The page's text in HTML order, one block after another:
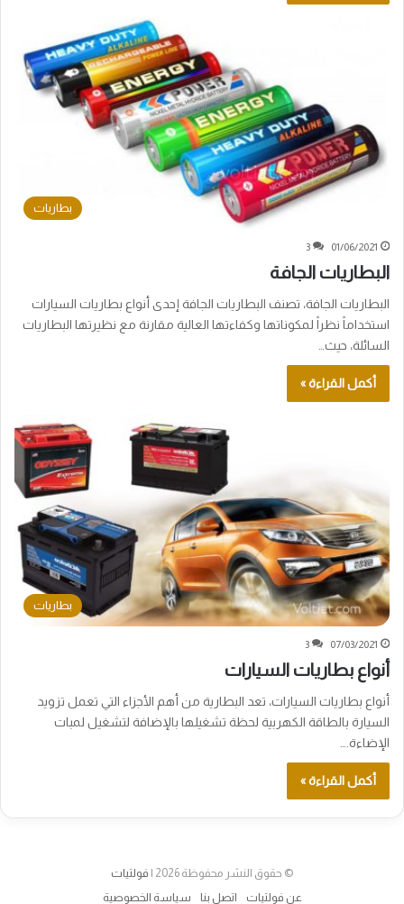
بطاريات
01/06/2021
3
البطاريات الجافة
البطاريات الجافة، تصنف البطاريات الجافة إحدى أنواع بطاريات السيارات
استخداماً نظراً لمكوناتها وكفاءتها العالية مقارنة مع نظيرتها البطاريات
السائلة، حيث…
أكمل القراءة »
بطاريات
07/03/2021
3
أنواع بطاريات السيارات
أنواع بطاريات السيارات، تعد البطارية من أهم الأجزاء التي تعمل تزويد
السيارة بالطاقة الكهربية لحظة تشغيلها بالإضافة لتشغيل لمبات
الإضاءة.…
أكمل القراءة »
© حقوق النشر محفوظة 2026 |
فولتيات
عن فولتيات
اتصل بنا سياسة الخصوصية